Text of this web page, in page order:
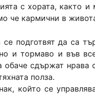
с хората, както
че кармични в
се подготвят да са
и тормаво и във
обаче сдържат нрава
полза.
който се